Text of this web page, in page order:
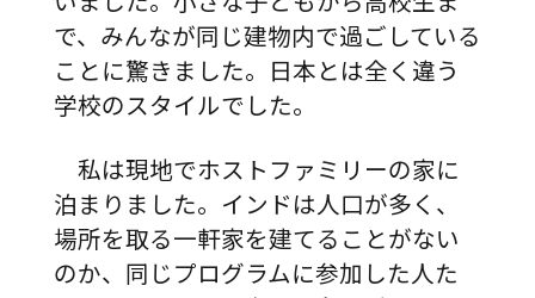
で、みんなが同じ建物内で過ごしている
ことに驚きました。日本とは全く違う
学校のスタイルでした。
私は現地でホストファミリーの家に
泊まりました。インドは人口が多く、
場所を取る一軒家を建てることがない
のか、同じプログラムに参加した人た